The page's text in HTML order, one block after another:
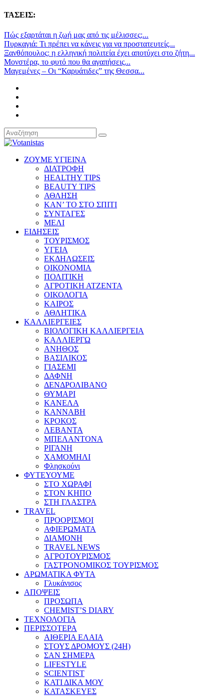
ΤΑΣΕΙΣ:
Πώς εξαρτάται η ζωή μας από τις μέλισσες;...
Πυρκαγιά: Τι πρέπει να κάνεις για να προστατευτείς...
Ξανθόπουλος: η ελληνική πολιτεία έχει αποτύχει στο ζήτη...
Μονστέρα, το φυτό που θα αγαπήσεις...
Μαγεμένες – Οι “Καρυάτιδες” της Θεσσα...
ΖΟΥΜΕ ΥΓΙΕΙΝΑ
ΔΙΑΤΡΟΦΗ
HEALTHY TIPS
BEAUTY TIPS
ΑΘΛΗΣΗ
ΚΑΝ’ ΤΟ ΣΤΟ ΣΠΙΤΙ
ΣΥΝΤΑΓΕΣ
ΜΕΛΙ
ΕΙΔΗΣΕΙΣ
ΤΟΥΡΙΣΜΟΣ
ΥΓΕΙΑ
ΕΚΔΗΛΩΣΕΙΣ
ΟΙΚΟΝΟΜΙΑ
ΠΟΛΙΤΙΚΗ
ΑΓΡΟΤΙΚΗ ΑΤΖΕΝΤΑ
ΟΙΚΟΛΟΓΙΑ
ΚΑΙΡΟΣ
ΑΘΛΗΤΙΚΑ
ΚΑΛΛΙΕΡΓΕΙΕΣ
ΒΙΟΛΟΓΙΚΗ ΚΑΛΛΙΕΡΓΕΙΑ
ΚΑΛΛΙΕΡΓΩ
ΑΝΗΘΟΣ
ΒΑΣΙΛΙΚΟΣ
ΓΙΑΣΕΜΙ
ΔΑΦΝΗ
ΔΕΝΔΡΟΛΙΒΑΝΟ
ΘΥΜΑΡΙ
ΚΑΝΕΛΑ
ΚΑΝΝΑΒΗ
ΚΡΟΚΟΣ
ΛΕΒΑΝΤΑ
ΜΠΕΛΑΝΤΟΝΑ
ΡΙΓΑΝΗ
ΧΑΜΟΜΗΛΙ
Φλησκούνι
ΦΥΤΕΥΟΥΜΕ
ΣΤΟ ΧΩΡΑΦΙ
ΣΤΟΝ ΚΗΠΟ
ΣΤΗ ΓΛΑΣΤΡΑ
TRAVEL
ΠΡΟΟΡΙΣΜΟΙ
ΑΦΙΕΡΩΜΑΤΑ
ΔΙΑΜΟΝΗ
TRAVEL NEWS
ΑΓΡΟΤΟΥΡΙΣΜΟΣ
ΓΑΣΤΡΟΝΟΜΙΚΟΣ ΤΟΥΡΙΣΜΟΣ
ΑΡΩΜΑΤΙΚΑ ΦΥΤΑ
Γλυκάνισος
ΑΠΟΨΕΙΣ
ΠΡΟΣΩΠΑ
CHEMIST’S DIARY
ΤΕΧΝΟΛΟΓΙΑ
ΠΕΡΙΣΣΟΤΕΡΑ
ΑΙΘΕΡΙΑ ΕΛΑΙΑ
ΣΤΟΥΣ ΔΡΟΜΟΥΣ (24H)
ΣΑΝ ΣΗΜΕΡΑ
LIFESTYLE
SCIENTIST
ΚΑΤΙ ΔΙΚΑ ΜΟΥ
ΚΑΤΑΣΚΕΥΕΣ